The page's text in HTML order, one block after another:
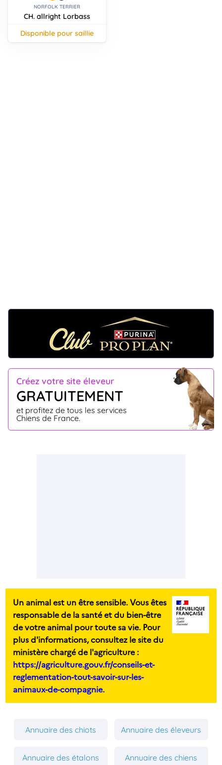
NORFOLK TERRIER
CH. allright Lorbass
disponible pour saillie
Créez votre site éleveur
GRATUITEMENT
et profitez de tous les services
Chiens de France.
Un animal est un être sensible. Vous êtes
responsable de la santé et du bien-être
de votre animal pour toute sa vie. Pour
plus d'informations, consultez le site du
ministère chargé de l'agriculture :
https://agriculture.gouv.fr/conseils-et-
reglementation-tout-savoir-sur-les-
animaux-de-compagnie.
Annuaire des chiots Annuaire des éleveurs
Annuaire des étalons Annuaire des chiens